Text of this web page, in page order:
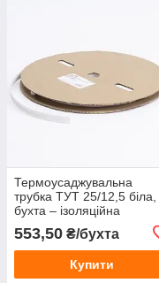
Термоусаджувальна
трубка ТУТ 25/12,5 біла,
бухта – ізоляційна
термоусадка для кабелю
та проводів
553,50 ₴/бухта
Купити